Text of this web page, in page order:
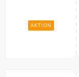
AKTION